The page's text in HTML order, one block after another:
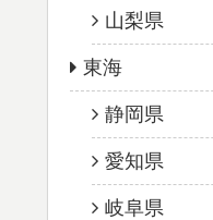
山梨県
東海
静岡県
愛知県
岐阜県